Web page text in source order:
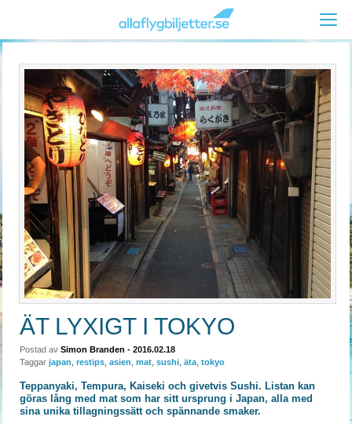
ÄT LYXIGT I TOKYO
Postad avSimon Branden - 2016.02.18
Taggar japan ,restips ,asien ,mat ,sushi ,äta ,tokyo
Teppanyaki, Tempura, Kaiseki och givetvis Sushi. Listan kan
göras lång med mat som har sitt ursprung i Japan, alla med
sina unika tillagningssätt och spännande smaker.